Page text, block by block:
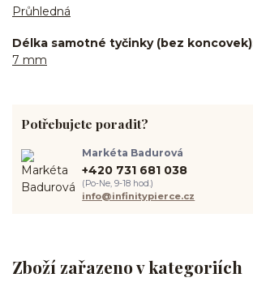
Průhledná
Délka samotné tyčinky (bez koncovek)
7 mm
Zboží zařazeno v kategoriích
Potřebujete poradit?
Markéta Badurová
+420 731 681 038
(Po-Ne, 9-18 hod.)
info@infinitypierce.cz